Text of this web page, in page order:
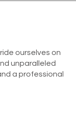
ourselves on
unparalleled
a professional